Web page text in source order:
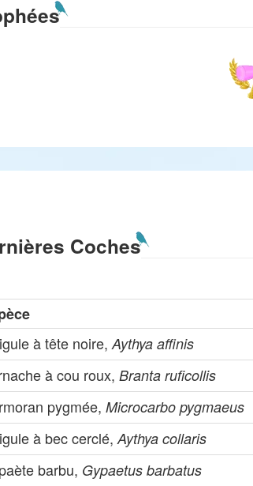
Coches
à tête noire,Aythya affinis
à cou roux,Branta ruficollis
pygmée,Microcarbo pygmaeus
à bec cerclé,Aythya collaris
barbu, Gypaetus barbatus